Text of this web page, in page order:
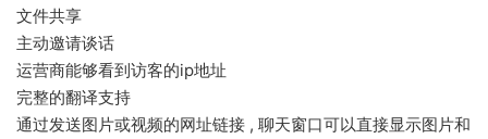
文件共享
主动邀请谈话
运营商能够看到访客的ip地址
完整的翻译支持
通过发送图片或视频的网址链接 , 聊天窗口可以直接显示图片和